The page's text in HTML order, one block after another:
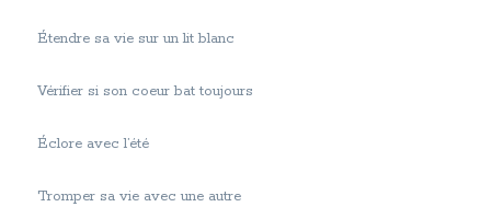
Étendre sa vie sur un lit blanc
Vérifier si son coeur bat toujours
Éclore avec l’été
Tromper sa vie avec une autre